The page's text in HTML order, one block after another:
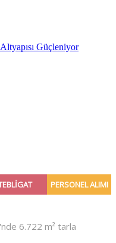
Güçleniyor